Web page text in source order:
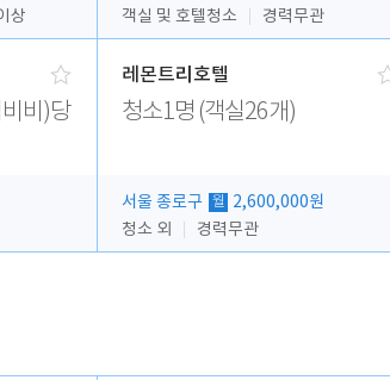
상
객실 및 호텔청소
경력무관
비)당
레몬트리호텔
청소1명 (객실26개)
서울 종로구 월
2,600,000원
청소 외
경력무관